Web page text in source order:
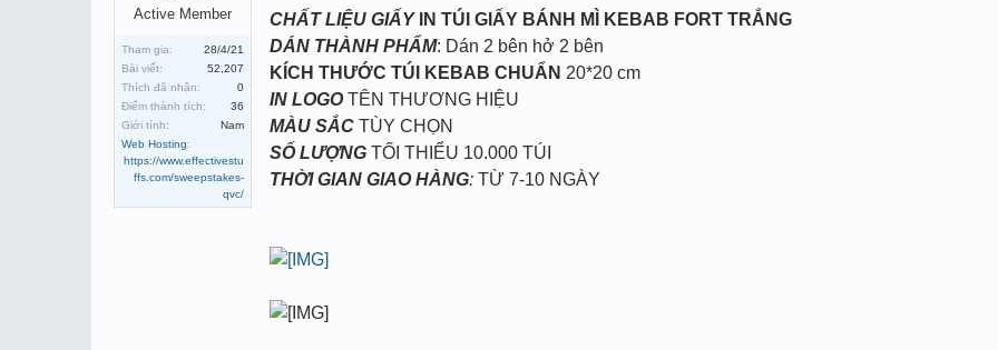
Active Member
Tham gia:
28/4/21
Bài viết:
52,207
Thích đã nhận:
0
Điểm thành tích:
36
Giới tính:
Nam
Web Hosting:
https://www.effectivestu
ffs.com/sweepstakes-
qvc/
CHẤT LIỆU GIẤYIN TÚI GIẤY BÁNH MÌ KEBAB FORT TRẮNG
DÁN THÀNH PHẨM: Dán 2 bên hở 2 bên
KÍCH THƯỚC TÚI KEBAB CHUẨN 20*20 cm
IN LOGOTÊN THƯƠNG HIỆU
MÀU SẮC TÙY CHỌN
SỐ LƯỢNG TỐI THIỂU 10.000 TÚI
THỜI GIAN GIAO HÀNG: TỪ 7-10 NGÀY